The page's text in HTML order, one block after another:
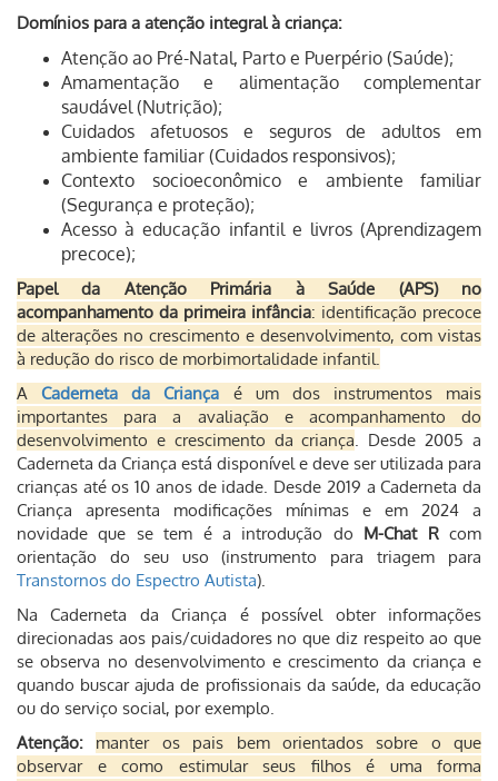
Domínios para a atenção integral à criança:
Atenção ao Pré-Natal, Parto e Puerpério (Saúde);
Amamentação e alimentação complementar
saudável (Nutrição);
Cuidados afetuosos e seguros de adultos em
ambiente familiar (Cuidados responsivos);
Contexto socioeconômico e ambiente familiar
(Segurança e proteção);
Acesso à educação infantil e livros (Aprendizagem
precoce);
Papel da Atenção Primária à Saúde (APS) no
acompanhamento da primeira infância: identificação precoce
de alterações no crescimento e desenvolvimento, com vistas
à redução do risco de morbimortalidade infantil.
ACaderneta da Criança é um dos instrumentos mais
importantes para a avaliação e acompanhamento do
desenvolvimento e crescimento da criança. Desde 2005 a
Caderneta da Criança está disponível e deve ser utilizada para
crianças até os 10 anos de idade. Desde 2019 a Caderneta da
Criança apresenta modificações mínimas e em 2024 a
novidade que se tem é a introdução do M-Chat R com
orientação do seu uso (instrumento para triagem para
Transtornos do Espectro Autista).
Na Caderneta da Criança é possível obter informações
direcionadas aos pais/cuidadores no que diz respeito ao que
se observa no desenvolvimento e crescimento da criança e
quando buscar ajuda de profissionais da saúde, da educação
ou do serviço social, por exemplo.
Atenção: manter os pais bem orientados sobre o que
observar e como estimular seus filhos é uma forma